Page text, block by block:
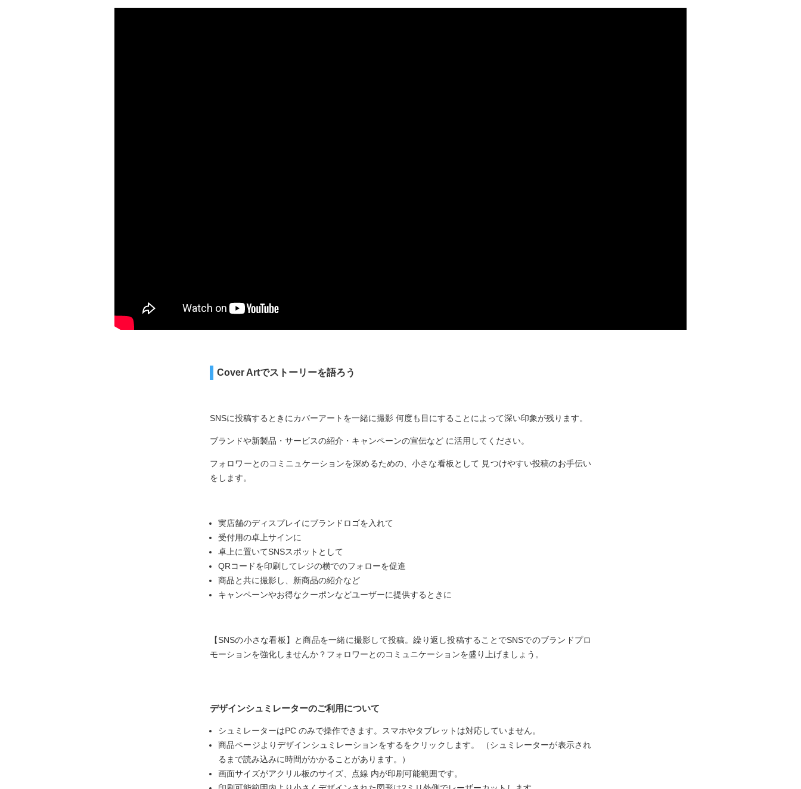
Cover Artでストーリーを語ろう
SNSに投稿するときにカバーアートを一緒に撮影 何度も目にすることによって深い印象が残ります。
ブランドや新製品・サービスの紹介・キャンペーンの宣伝など に活用してください。
フォロワーとのコミニュケーションを深めるための、小さな看板として 見つけやすい投稿のお手伝い
をします。
実店舗のディスプレイにブランドロゴを入れて
受付用の卓上サインに
卓上に置いてSNSスポットとして
QRコードを印刷してレジの横でのフォローを促進
商品と共に撮影し、新商品の紹介など
キャンペーンやお得なクーポンなどユーザーに提供するときに
【SNSの小さな看板】と商品を一緒に撮影して投稿。繰り返し投稿することでSNSでのブランドプロ
モーションを強化しませんか？フォロワーとのコミュニケーションを盛り上げましょう。
デザインシュミレーターのご利用について
シュミレーターはPC のみで操作できます。スマホやタブレットは対応していません。
商品ページよりデザインシュミレーションをするをクリックします。 （シュミレーターが表示され
るまで読み込みに時間がかかることがあります。）
画面サイズがアクリル板のサイズ、点線 内が印刷可能範囲です。